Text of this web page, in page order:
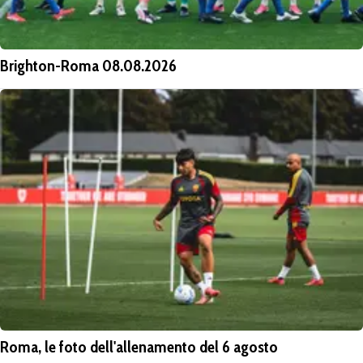
Brighton-Roma 08.08.2026
Roma, le foto dell'allenamento del 6 agosto